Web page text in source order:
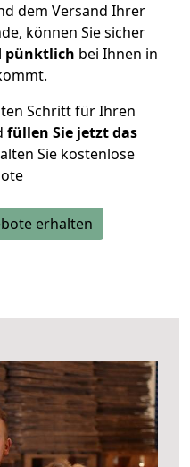
dem Versand Ihrer
können Sie sicher
pünktlich bei Ihnen in
Schritt für Ihren
füllen Sie jetzt das
Sie kostenlose
erhalten